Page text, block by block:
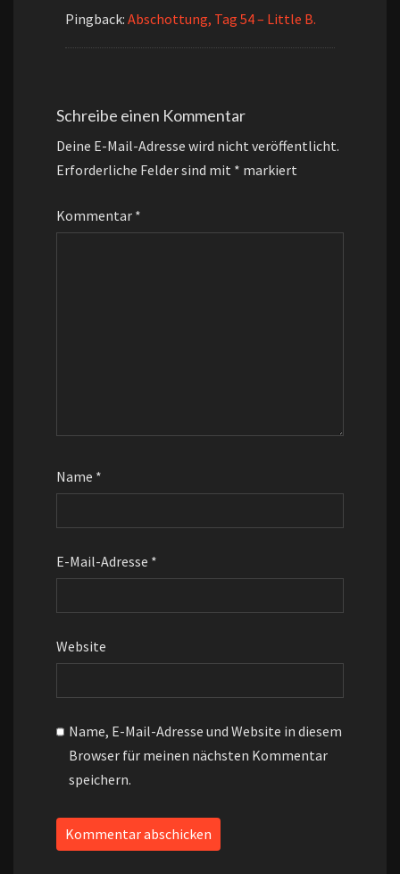
Pingback: Abschottung, Tag 54 – Little B.
Schreibe einen Kommentar
Deine E-Mail-Adresse wird nicht veröffentlicht.
Erforderliche Felder sind mit * markiert
Kommentar *
Name *
E-Mail-Adresse *
Website
Name, E-Mail-Adresse und Website in diesem
Browser für meinen nächsten Kommentar
speichern.